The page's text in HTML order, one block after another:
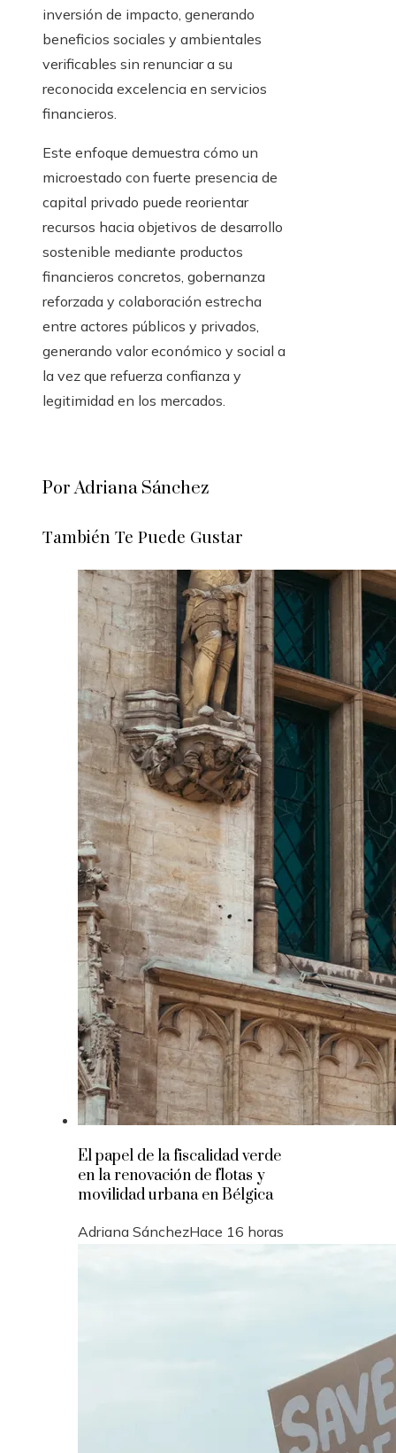
inversión de impacto, generando
beneficios sociales y ambientales
verificables sin renunciar a su
reconocida excelencia en servicios
financieros.
Este enfoque demuestra cómo un
microestado con fuerte presencia de
capital privado puede reorientar
recursos hacia objetivos de desarrollo
sostenible mediante productos
financieros concretos, gobernanza
reforzada y colaboración estrecha
entre actores públicos y privados,
generando valor económico y social a
la vez que refuerza confianza y
legitimidad en los mercados.
Por Adriana Sánchez
También Te Puede Gustar
El papel de la fiscalidad verde
en la renovación de flotas y
movilidad urbana en Bélgica
Adriana SánchezHace 16 horas